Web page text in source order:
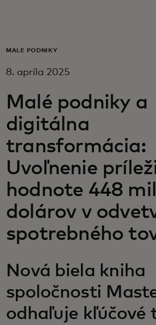
Pre firmy
Pre inovátorov
Novinky a trendy
MALÉ PODNIKY
8. apríla 2025
Malé podniky a
digitálna
transformácia:
Uvoľnenie
hodnote 448
dolárov v
spotrebného
Nová biela kniha
spoločnosti
odhaľuje kľúčové